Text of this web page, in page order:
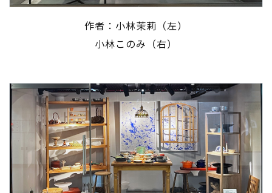
作者：小林茉莉（左）
小林このみ（右）